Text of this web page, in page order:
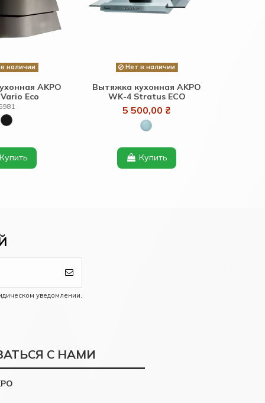
наличии
AKPO
Eco
5981
Купить
Нет в наличии
Вытяжка кухонная AKPO
WK-4 Stratus ECO
5 500,00 ₴
Купить
уведомлении.
С НАМИ